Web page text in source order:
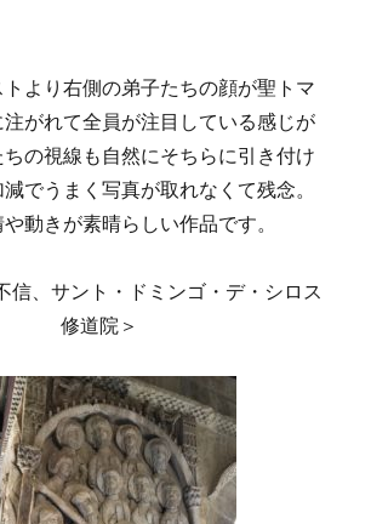
より右側の弟子たちの顔が聖トマ
がれて全員が注目している感じが
の視線も自然にそちらに引き付け
でうまく写真が取れなくて残念。
動きが素晴らしい作品です。
信、サント・ドミンゴ・デ・シロス
修道院＞